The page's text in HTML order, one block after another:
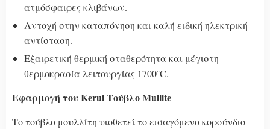
ατμόσφαιρες κλιβάνων.
Αντοχή στην καταπόνηση και καλή ειδική ηλεκτρική
αντίσταση.
Εξαιρετική θερμική σταθερότητα και μέγιστη
θερμοκρασία λειτουργίας 1700˚C.
Εφαρμογή του KeruiΤούβλο Mullite
Το τούβλο μουλλίτη υιοθετεί το εισαγόμενο κορούνδιο